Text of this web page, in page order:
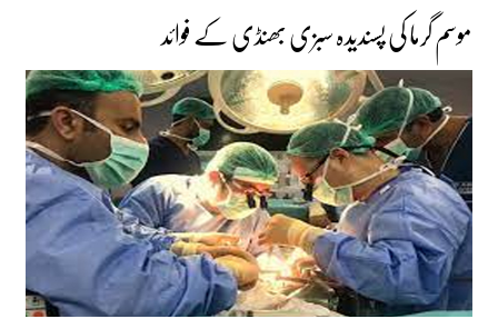
موسم گرما کی پسندیدہ سبزی بھنڈی کے فوائد